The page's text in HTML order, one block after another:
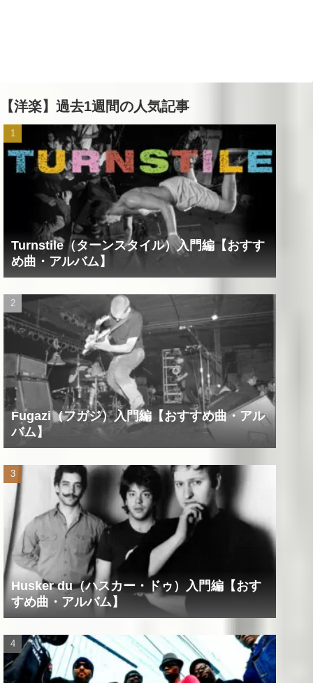
【洋楽】過去1週間の人気記事
Turnstile（ターンスタイル）入門編【おすす
め曲・アルバム】
Fugazi（フガジ）入門編【おすすめ曲・アル
バム】
Husker du（ハスカー・ドゥ）入門編【おす
すめ曲・アルバム】